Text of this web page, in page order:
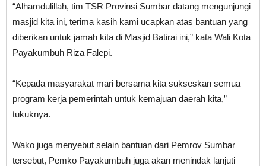
“Alhamdulillah, tim TSR Provinsi Sumbar datang mengunjungi
masjid kita ini, terima kasih kami ucapkan atas bantuan yang
diberikan untuk jamah kita di Masjid Batirai ini,” kata Wali Kota
Payakumbuh Riza Falepi.
“Kepada masyarakat mari bersama kita sukseskan semua
program kerja pemerintah untuk kemajuan daerah kita,”
tukuknya.
Wako juga menyebut selain bantuan dari Pemrov Sumbar
tersebut, Pemko Payakumbuh juga akan menindak lanjuti